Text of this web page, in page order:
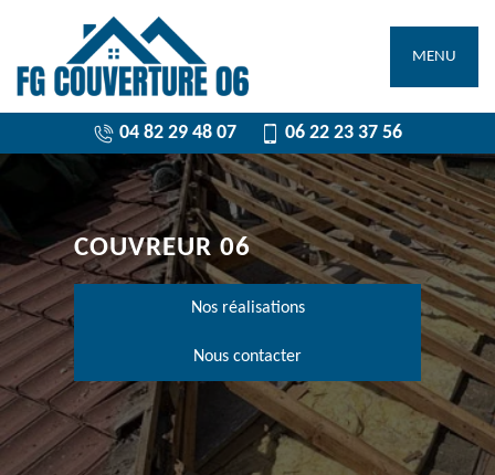
MENU
04 82 29 48 07 06 22 23 37 56
COUVREUR 06
Nos réalisations
Nous contacter